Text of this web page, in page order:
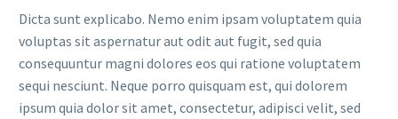
Dicta sunt explicabo. Nemo enim ipsam voluptatem quia
voluptas sit aspernatur aut odit aut fugit, sed quia
consequuntur magni dolores eos qui ratione voluptatem
sequi nesciunt. Neque porro quisquam est, qui dolorem
ipsum quia dolor sit amet, consectetur, adipisci velit, sed